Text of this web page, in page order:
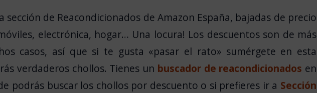
sección de Reacondicionados de Amazon España, bajadas de precio
electrónica, hogar… Una locura! Los descuentos son de más
casos, así que si te gusta «pasar el rato» sumérgete en esta
verdaderos chollos. Tienes un buscador de reacondicionados en
podrás buscar los chollos por descuento o si prefieres ir a Sección